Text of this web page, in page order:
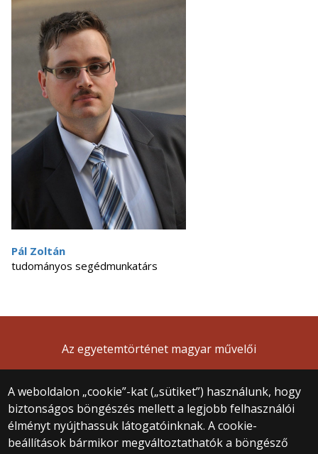
Pál Zoltán
tudományos segédmunkatárs
A weboldalon „cookie”-kat („sütiket”) használunk, hogy
biztonságos böngészés mellett a legjobb felhasználói
élményt nyújthassuk látogatóinknak. A cookie-
beállítások bármikor megváltoztathatók a böngésző
Az egyetemtörténet magyar művelői
© 2025 Eötvös Loránd Tudományegyetem
Minden jog fenntartva.
1053 Budapest, Egyetem tér 1–3.